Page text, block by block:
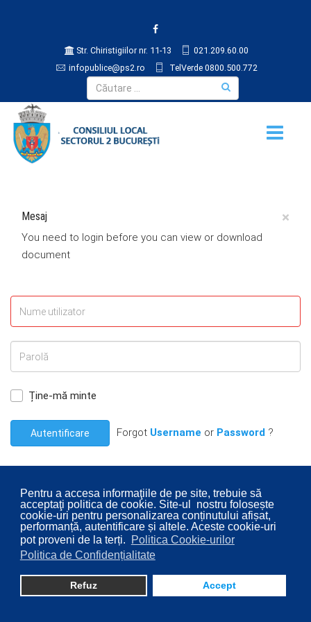
Pentru a accesa informaţiile de pe site, trebuie să
acceptaţi politica de cookie. Site-ul nostru folosește
cookie-uri pentru personalizarea conținutului afișat,
performanță, autentificare și altele. Aceste cookie-uri
pot proveni de la terți.
Politica Cookie-urilor
Politica de Confidențialitate
Refuz Accept
Str. Chiristigiilor nr. 11-13
021.209.60.00
infopublice@ps2.ro
TelVerde 0800.500.772
×
Mesaj
You need to login before you can view or download
document
Ține-mă minte
Autentificare Forgot Username or Password ?
© 2026 Consiliul Local al Sectorului 2 București. Designed By
Direcţia Transparenţă Instituţională - Compartimentul
Digitalizare